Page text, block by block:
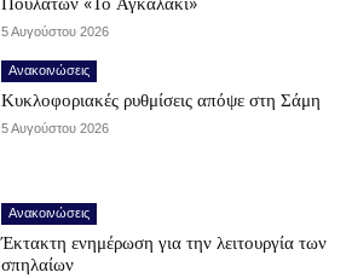
5 Αυγούστου 2026
Ανακοινώσεις
Κυκλοφοριακές ρυθμίσεις απόψε στη Σάμη
5 Αυγούστου 2026
Ανακοινώσεις
Έκτακτη ενημέρωση για την λειτουργία των
σπηλαίων